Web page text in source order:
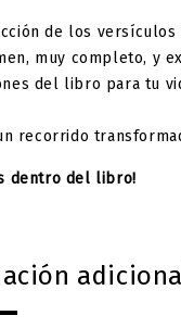
de los
muy completo, y
del libro para tu
recorrido
dentro del libro!